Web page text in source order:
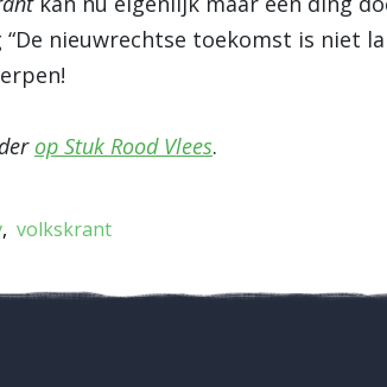
nieuwrechtse toekomst is niet
op Stuk Rood Vlees.
volkskrant